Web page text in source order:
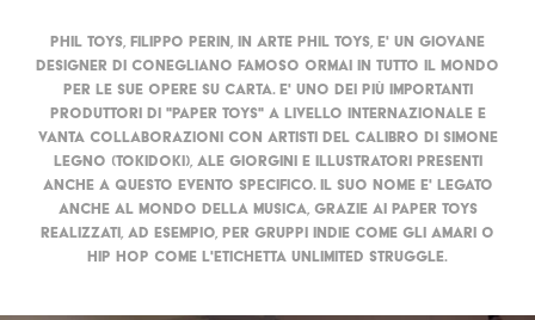
Phil Toys, Filippo Perin, in arte Phil Toys, e' un giovane
designer di Conegliano famoso ormai in tutto il mondo
per le sue opere su carta. E' uno dei più importanti
produttori di "paper toys" a livello internazionale e
vanta collaborazioni con artisti del calibro di Simone
Legno (TokiDoki), Ale Giorgini e Illustratori presenti
anche a questo evento specifico. Il suo nome e' legato
anche al mondo della musica, grazie ai paper toys
realizzati, ad esempio, per gruppi indie come gli Amari o
hip hop come l'etichetta Unlimited Struggle.